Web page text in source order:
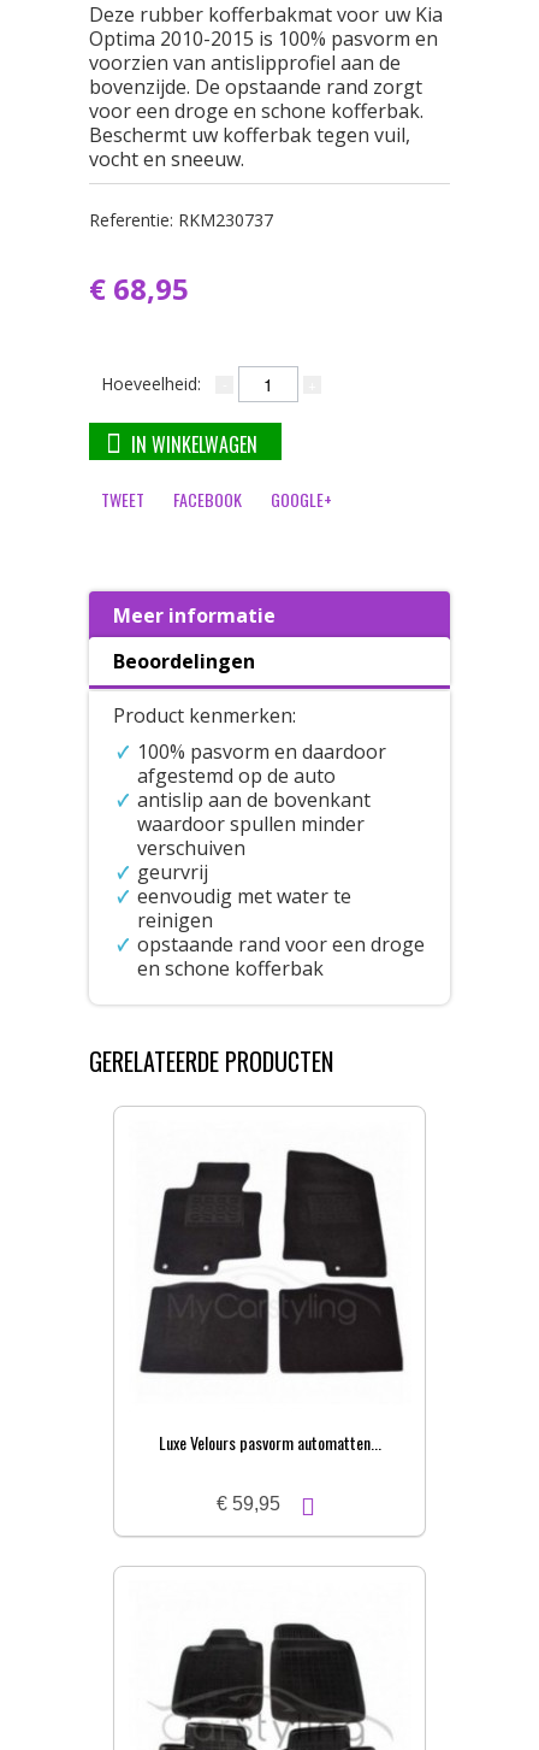
Deze rubber kofferbakmat voor uw Kia
Optima 2010-2015 is 100% pasvorm en
voorzien van antislipprofiel aan de
bovenzijde. De opstaande rand zorgt
voor een droge en schone kofferbak.
Beschermt uw kofferbak tegen vuil,
vocht en sneeuw.
Referentie: RKM230737
€ 68,95
Hoeveelheid:
IN WINKELWAGEN
TWEET FACEBOOK GOOGLE+
Meer informatie
Beoordelingen
Product kenmerken:
100% pasvorm en daardoor
afgestemd op de auto
antislip aan de bovenkant
waardoor spullen minder
verschuiven
geurvrij
eenvoudig met water te
reinigen
opstaande rand voor een droge
en schone kofferbak
GERELATEERDE PRODUCTEN
Luxe Velours pasvorm automatten...
€ 59,95